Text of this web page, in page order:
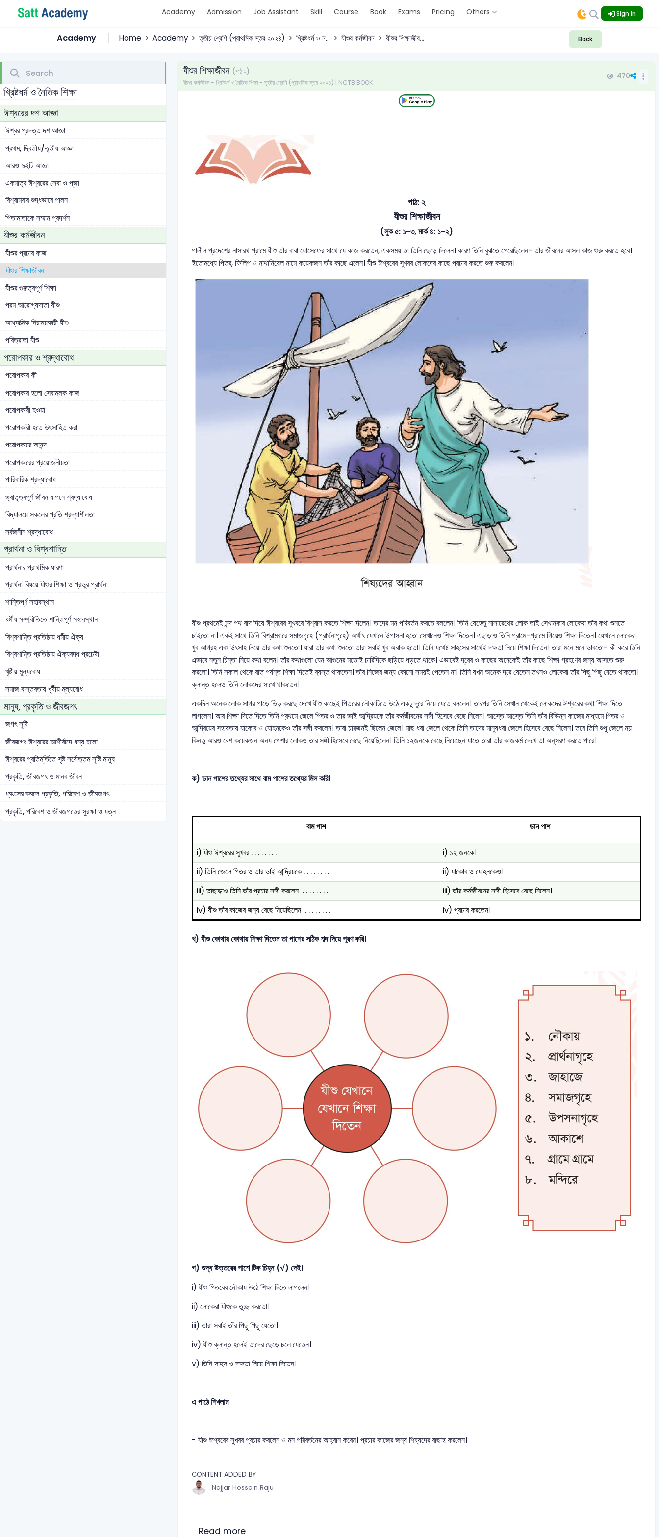
Academy Admission Job Assistant Skill Course Book Exams Pricing Others Sign In
Academy Home Academy তৃতীয় শ্রেণি (প্রাথমিক স্তর ২০২৪) খ্রিষ্টধর্ম ও ন... যীশুর কর্মজীবন যীশুর শিক্ষাজীব... Back
খ্রিষ্টধর্ম ও নৈতিক শিক্ষা
ঈশ্বরের দশ আজ্ঞা
ঈশ্বর প্রদত্ত দশ আজ্ঞা
প্রথম, দ্বিতীয়/তৃতীয় আজ্ঞা
আরও দুইটি আজ্ঞা
একমাত্র ঈশ্বরের সেবা ও পূজা
বিশ্রামবার শুদ্ধভাবে পালন
পিতামাতাকে সম্মান প্রদর্শন
যীশুর কর্মজীবন
যীশুর প্রচার কাজ
যীশুর শিক্ষাজীবন
যীশুর গুরুত্বপূর্ণ শিক্ষা
পরম আরোগ্যদাতা যীশু
আধ্যাত্মিক নিরাময়কারী যীশু
পরিত্রাতা যীশু
পরোপকার ও শ্রদ্ধাবোধ
পরোপকার কী
পরোপকার হলো সেবামূলক কাজ
পরোপকারী হওয়া
পরোপকারী হতে উৎসাহিত করা
পরোপকারে আনন্দ
পরোপকারের প্রয়োজনীয়তা
পারিবারিক শ্রদ্ধাবোধ
ভ্রাতৃত্বপূর্ণ জীবন যাপনে শ্রদ্ধাবোধ
বিদ্যালয়ে সকলের প্রতি শ্রদ্ধাশীলতা
সর্বজনীন শ্রদ্ধাবোধ
প্রার্থনা ও বিশ্বশান্তি
প্রার্থনার প্রাথমিক ধারণা
প্রার্থনা বিষয়ে যীশুর শিক্ষা ও প্রভুর প্রার্থনা
শান্তিপূর্ণ সহাবস্থান
ধর্মীয় সম্প্রীতিতে শান্তিপূর্ণ সহাবস্থান
বিশ্বশান্তি প্রতিষ্ঠায় ধর্মীয় ঐক্য
বিশ্বশান্তি প্রতিষ্ঠায় ঐক্যবদ্ধ প্রচেষ্টা
খৃষ্টীয় মূল্যবোধ
সমাজ বাস্তবতায় খৃষ্টীয় মূল্যবোধ
মানুষ, প্রকৃতি ও জীবজগৎ
জগৎ সৃষ্টি
জীবজগৎ ঈশ্বরের আশীর্বাদে ধন্য হলো
ঈশ্বরের প্রতিমূর্তিতে সৃষ্ট সর্বোত্তম সৃষ্টি মানুষ
প্রকৃতি, জীবজগৎ ও মানব জীবন
ধ্বংসের কবলে প্রকৃতি, পরিবেশ ও জীবজগৎ
প্রকৃতি, পরিবেশ ও জীবজগতের সুরক্ষা ও যত্ন
যীশুর শিক্ষাজীবন (পাঠ ২)
যীশুর কর্মজীবন - খ্রিষ্টধর্ম ও নৈতিক শিক্ষা - তৃতীয় শ্রেণি (প্রাথমিক স্তর ২০২৪) | NCTB BOOK
470
পাঠ: ২
যীশুর শিক্ষাজীবন
(লুক ৫: ১-৩, মার্ক ৪: ১-২)
গালীল প্রদেশের নাসারথ গ্রামে যীশু তাঁর বাবা যোসেফের সাথে যে কাজ করতেন, একসময় তা তিনি ছেড়ে দিলেন। কারণ তিনি বুঝতে পেরেছিলেন- তাঁর জীবনের আসল কাজ শুরু করতে হবে।
ইতোমধ্যে পিতর, ফিলিপ ও নাথানিয়েল নামে কয়েকজন তাঁর কাছে এলেন। যীশু ঈশ্বরের সুখবর লোকদের কাছে প্রচার করতে শুরু করলেন।
যীশু প্রথমেই মন্দ পথ বাদ দিয়ে ঈশ্বরের সুখবরে বিশ্বাস করতে শিক্ষা দিলেন। তাদের মন পরিবর্তন করতে বললেন। তিনি যেহেতু নাসারেথের লোক তাই সেখানকার লোকেরা তাঁর কথা শুনতে
চাইতো না। একই সাথে তিনি বিশ্রামবারে সমাজগৃহে (প্রার্থনাগৃহে) অর্থাৎ যেখানে উপাসনা হতো সেখানেও শিক্ষা দিতেন। এছাড়াও তিনি গ্রামে-গ্রামে গিয়েও শিক্ষা দিতেন। যেখানে লোকেরা
খুব আগ্রহ এবং উৎসাহ নিয়ে তাঁর কথা শুনতো। যারা তাঁর কথা শুনতো তারা সবাই খুব অবাক হতো। তিনি যথেষ্ট সাহসের সাথেই দক্ষতা নিয়ে শিক্ষা দিতেন। তারা মনে মনে ভাবতো- কী করে তিনি
এভাবে নতুন চিন্তা নিয়ে কথা বলেন। তাঁর কথাগুলো যেন আগুনের মতোই চারিদিকে ছড়িয়ে পড়তে থাকে। এভাবেই দূরের ও কাছের অনেকেই তাঁর কাছে শিক্ষা গ্রহণের জন্য আসতে শুরু
করলো। তিনি সকাল থেকে রাত পর্যন্ত শিক্ষা দিতেই ব্যস্ত থাকতেন। তাঁর নিজের জন্য কোনো সময়ই পেতেন না। তিনি যখন অনেক দূরে যেতেন তখনও লোকেরা তাঁর পিছু পিছু যেতে থাকতো।
ক্লান্ত হলেও তিনি লোকদের সাথে থাকতেন।
একদিন অনেক লোক সাগর পাড়ে ভিড় করছে দেখে যীশু কাছেই পিতরের নৌকাটিতে উঠে একটু দূরে নিয়ে যেতে বললেন। তারপর তিনি সেখান থেকেই লোকদের ঈশ্বরের কথা শিক্ষা দিতে
লাগলেন। আর শিক্ষা দিতে দিতে তিনি প্রথমে জেলে পিতর ও তার ভাই আন্দ্রিয়কে তাঁর কর্মজীবনের সঙ্গী হিসেবে বেছে নিলেন। আস্তে আস্তে তিনি তাঁর বিভিন্ন কাজের মাধ্যমে পিতর ও
আন্দ্রিয়ের সহায়তায় যাকোব ও যোহনকেও তাঁর সঙ্গী করলেন। তারা চারজনই ছিলেন জেলে। মাছ ধরা জেলে থেকে তিনি তাদের মানুষধরা জেলে হিসেবে বেছে নিলেন। তবে তিনি শুধু জেলে নয়
কিন্তু আরও বেশ কয়েকজন অন্য পেশার লোকও তার সঙ্গী হিসেবে বেছে নিয়েছিলেন। তিনি ১২জনকে বেছে নিয়েছেন যাতে তারা তাঁর কাজকর্ম দেখে তা অনুসরণ করতে পারে।
ক) ডান পাশের তথ্যের সাথে বাম পাশের তথ্যের মিল করি।
বাম পাশ ডান পাশ
i) যীশু ঈশ্বরের সুখবর . . . . . . . .
i) ১২ জনকে।
ii) তিনি জেলে পিতর ও তার ভাই আন্দ্রিয়কে . . . . . . . .
ii) যাকোব ও যোহনকেও।
iii) তাছাড়াও তিনি তাঁর প্রচার সঙ্গী করলেন . . . . . . . .
iii) তাঁর কর্মজীবনের সঙ্গী হিসেবে বেছে নিলেন।
iv) যীশু তাঁর কাজের জন্য বেছে নিয়েছিলেন . . . . . . . .
iv) প্রচার করতেন।
খ) যীশু কোথায় কোথায় শিক্ষা দিতেন তা পাশের সঠিক শব্দ দিয়ে পূরণ করি।
গ) শুদ্ধ উত্তরের পাশে টিক চিহ্ন (√) দেই।
i) যীশু পিতরের নৌকায় উঠে শিক্ষা দিতে লাগলেন।
ii) লোকেরা যীশুকে তুচ্ছ করতো।
iii) তারা সবাই তাঁর পিছু পিছু যেতো।
iv) যীশু ক্লান্ত হলেই তাদের ছেড়ে চলে যেতেন।
v) তিনি সাহস ও দক্ষতা নিয়ে শিক্ষা দিতেন।
এ পাঠে শিখলাম
- যীশু ঈশ্বরের সুখবর প্রচার করলেন ও মন পরিবর্তনের আহ্বান করেন। প্রচার কাজের জন্য শিষ্যদের বাছাই করলেন।
CONTENT ADDED BY
Najjar Hossain Raju
Read more